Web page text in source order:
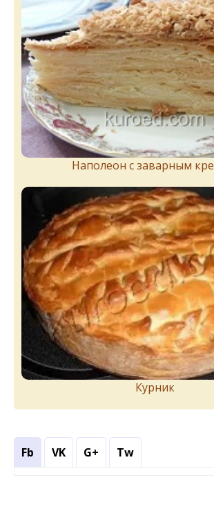
Наполеон с заварным
Курник
Fb VK G+ Tw